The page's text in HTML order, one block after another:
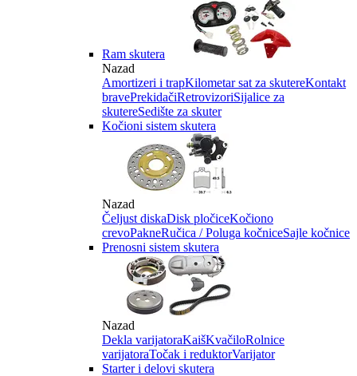
Ram skutera
Nazad
Amortizeri i trapKilometar sat za skutereKontakt
bravePrekidačiRetrovizoriSijalice za
skutereSedište za skuter
Kočioni sistem skutera
Nazad
Čeljust diskaDisk pločiceKočiono
crevoPakneRučica / Poluga kočniceSajle kočnice
Prenosni sistem skutera
Nazad
Dekla varijatoraKaišKvačiloRolnice
varijatoraTočak i reduktorVarijator
Starter i delovi skutera